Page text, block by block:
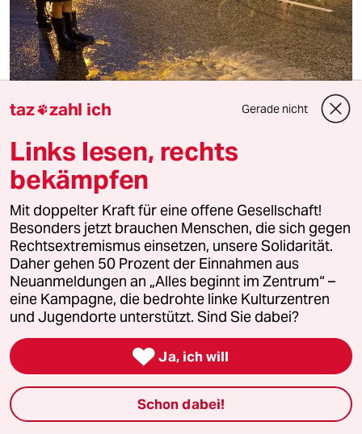
Anpassung an den Klimawandel
Es wird teuer für Schleswig-Holstein
Das Bundesland am Meer hat eine neue Strategie zur
Anpassung an den Klimawandel vorgestellt. Der
Umweltminister fordert mehr Hilfe vom Bund.
Von Esther Geißlinger
7.8.2026
taz zahl ich Gerade nicht
Links lesen, rechts
bekämpfen
Mit doppelter Kraft für eine offene Gesellschaft!
Besonders jetzt brauchen Menschen, die sich gegen
Rechtsextremismus einsetzen, unsere Solidarität.
Daher gehen 50 Prozent der Einnahmen aus
Neuanmeldungen an „Alles beginnt im Zentrum“ –
eine Kampagne, die bedrohte linke Kulturzentren
und Jugendorte unterstützt. Sind Sie dabei?
 Ja, ich will
Schon dabei!